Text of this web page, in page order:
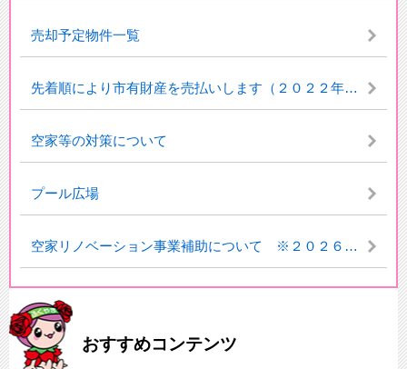
売却予定物件一覧
先着順により市有財産を売払いします（２０２２年度第１回一般競争入札不落物件）
空家等の対策について
プール広場
空家リノベーション事業補助について ※２０２６年度の受付を開始しました。
おすすめコンテンツ